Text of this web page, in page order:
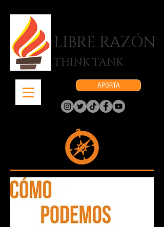
LIBRE RAZÓN
THINK TANK
APORTA